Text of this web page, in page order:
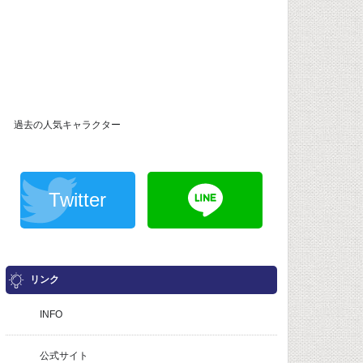
過去の人気キャラクター
Twitter
リンク
INFO
公式サイト